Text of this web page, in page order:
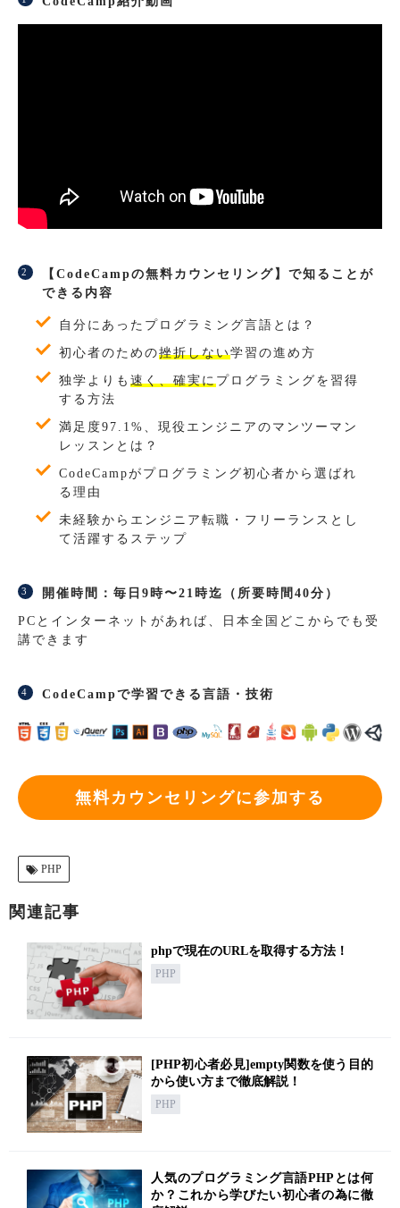
【CodeCampの無料カウンセリング】で知ることが
できる内容
自分にあったプログラミング言語とは？
初心者のための挫折しない学習の進め方
独学よりも 速く、確実に プログラミングを習得
する方法
満足度97.1%、現役エンジニアのマンツーマン
レッスンとは？
CodeCampがプログラミング初心者から選ばれ
る理由
未経験からエンジニア転職・フリーランスとし
て活躍するステップ
開催時間：毎日9時〜21時迄（所要時間40分）
PCとインターネットがあれば、日本全国どこからでも受
講できます
CodeCampで学習できる言語・技術
無料カウンセリングに参加する
PHP
関連記事
phpで現在のURLを取得する方法！
PHP
[PHP初心者必見]empty関数を使う目的
から使い方まで徹底解説！
PHP
人気のプログラミング言語PHPとは何
か？これから学びたい初心者の為に徹